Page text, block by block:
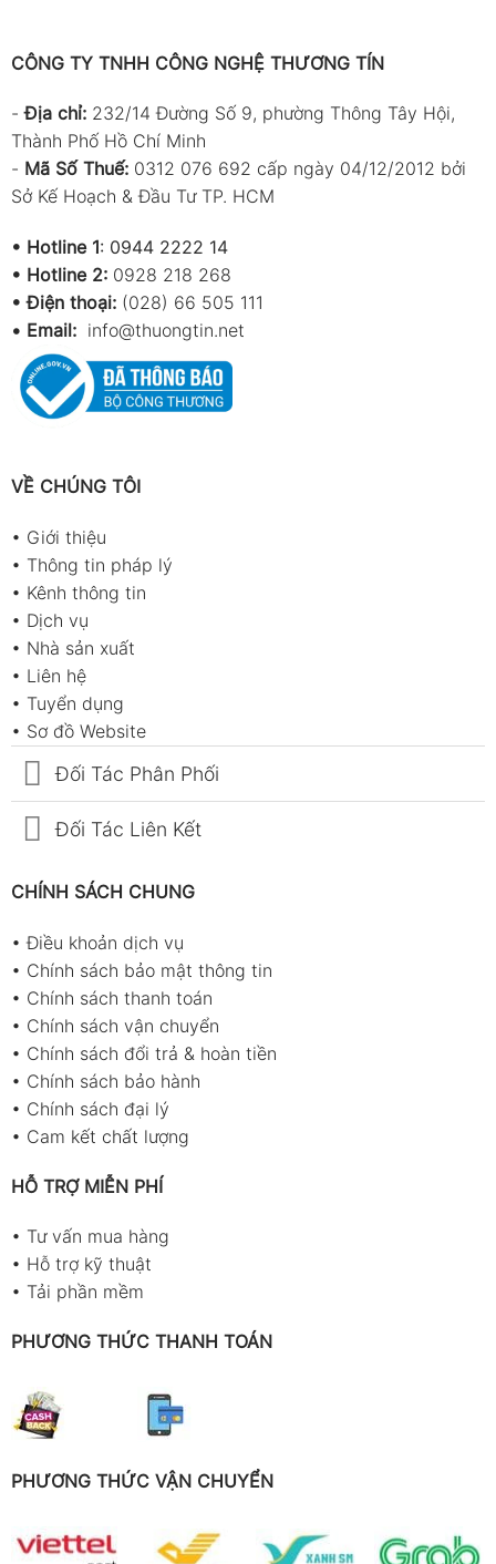
CÔNG TY TNHH CÔNG NGHỆ THƯƠNG TÍN
-Địa chỉ: 232/14 Đường Số 9, phường Thông Tây Hội,
Thành Phố Hồ Chí Minh
- Mã Số Thuế: 0312 076 692 cấp ngày 04/12/2012 bởi
Sở Kế Hoạch & Đầu Tư TP. HCM
• Hotline 1: 0944 2222 14
• Hotline 2: 0928 218 268
• Điện thoại: (028) 66 505 111
• Email: info@thuongtin.net
VỀ CHÚNG TÔI
• Giới thiệu
• Thông tin pháp lý
• Kênh thông tin
• Dịch vụ
• Nhà sản xuất
• Liên hệ
• Tuyển dụng
• Sơ đồ Website
Đối Tác Phân Phối
Đối Tác Liên Kết
CHÍNH SÁCH CHUNG
•Điều khoản dịch vụ
• Chính sách bảo mật thông tin
• Chính sách thanh toán
• Chính sách vận chuyển
• Chính sách đổi trả & hoàn tiền
• Chính sách bảo hành
• Chính sách đại lý
• Cam kết chất lượng
HỖ TRỢ MIỄN PHÍ
• Tư vấn mua hàng
• Hỗ trợ kỹ thuật
• Tải phần mềm
PHƯƠNG THỨC THANH TOÁN
PHƯƠNG THỨC VẬN CHUYỂN